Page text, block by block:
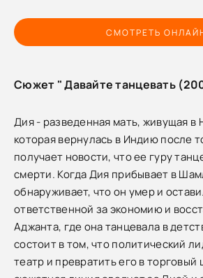
СМОТРЕТЬ
Сюжет " Давайте танцевать
Дия - разведенная мать, живущая в
которая вернулась в Индию после
получает новости, что ее гуру
смерти. Когда Дия прибывает в
обнаруживает, что он умер и
ответственной за экономию и
Аджанта, где она танцевала в
состоит в том, что политический
театр и превратить его в торговый